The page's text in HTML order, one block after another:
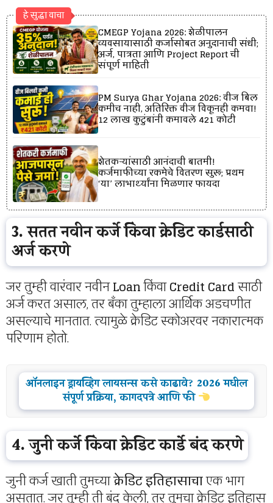
हे सुद्धा वाचा
CMEGP Yojana 2026: शेळीपालन
व्यवसायासाठी कर्जासोबत अनुदानाची संधी;
अर्ज, पात्रता आणि Project Report ची
संपूर्ण माहिती
PM Surya Ghar Yojana 2026: वीज बिल
कमीच नाही, अतिरिक्त वीज विकूनही कमवा!
12 लाख कुटुंबांनी कमावले ₹421 कोटी
शेतकऱ्यांसाठी आनंदाची बातमी!
कर्जमाफीच्या रकमेचे वितरण सुरू; प्रथम
‘या’ लाभार्थ्यांना मिळणार फायदा
3. सतत नवीन कर्जे किंवा क्रेडिट कार्डसाठी
अर्ज करणे
जर तुम्ही वारंवार नवीनLoanकिंवाCredit Cardसाठी
अर्ज करत असाल, तर बँका तुम्हाला आर्थिक अडचणीत
असल्याचे मानतात. त्यामुळे क्रेडिट स्कोअरवर नकारात्मक
परिणाम होतो.
ऑनलाइन ड्रायव्हिंग लायसन्स कसे काढावे? 2026 मधील
संपूर्ण प्रक्रिया, कागदपत्रे आणि फी
4. जुनी कर्जे किंवा क्रेडिट कार्डे बंद करणे
जुनी कर्ज खाती तुमच्याक्रेडिट इतिहासाचाएक भाग
असतात. जर तुम्ही ती बंद केली, तर तुमचा क्रेडिट इतिहास